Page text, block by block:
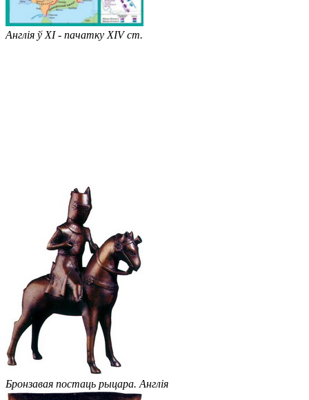
Англія ў XI - пачатку XIV ст.
Бронзавая постаць рыцара. Англія